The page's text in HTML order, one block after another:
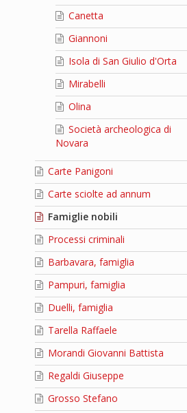
Canetta
Giannoni
Isola di San Giulio d'Orta
Mirabelli
Olina
Società archeologica di
Novara
Carte Panigoni
Carte sciolte ad annum
Famiglie nobili
Processi criminali
Barbavara, famiglia
Pampuri, famiglia
Duelli, famiglia
Tarella Raffaele
Morandi Giovanni Battista
Regaldi Giuseppe
Grosso Stefano